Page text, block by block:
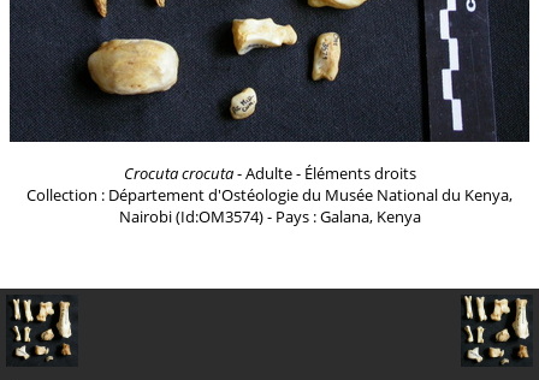
Crocuta crocuta- Adulte - Éléments droits
Collection : Département d'Ostéologie du Musée National du Kenya,
Nairobi (Id:OM3574) - Pays : Galana, Kenya